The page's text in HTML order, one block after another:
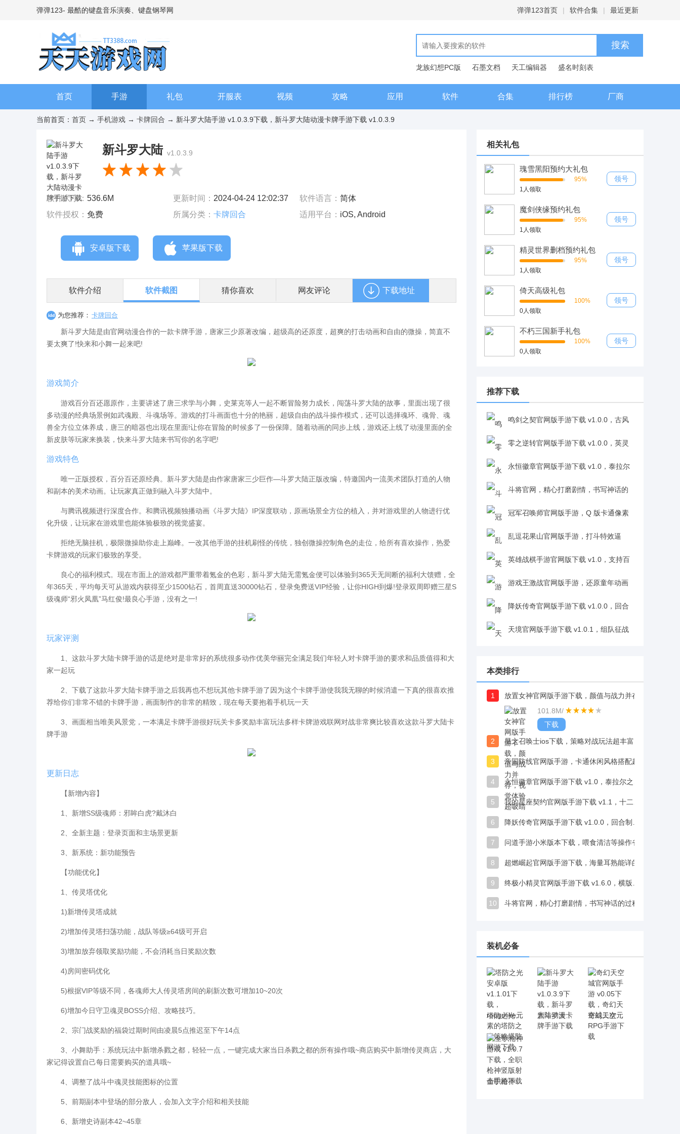
弹弹123- 最酷的键盘音乐演奏、键盘钢琴网 弹弹123首页 | 软件合集 | 最近更新
龙族幻想PC版 石墨文档 天工编辑器
盛名时刻表
现代汉语词典
首页 手游 礼包 开服表 视频 攻略 应用 软件 合集 排行榜 厂商
当前首页： 首页 → 手机游戏 → 卡牌回合 → 新斗罗大陆手游 v1.0.3.9下载，新斗罗大陆动漫卡牌手游下载 v1.0.3.9
新斗罗大陆 v1.0.3.9
软件大小： 536.6M 更新时间： 2024-04-24 12:02:37 软件语言： 简体
软件授权： 免费 所属分类： 卡牌回合 适用平台： iOS, Android
安卓版下载 苹果版下载
软件介绍 软件截图 猜你喜欢 网友评论 下载地址
为您推荐： 卡牌回合
新斗罗大陆是由官网动漫合作的一款卡牌手游，唐家三少原著改编，超级高的还原度，超爽的打击动画和自由的微操，简直不
要太爽了!快来和小舞一起来吧!
游戏简介
游戏百分百还愿原作，主要讲述了唐三求学与小舞，史莱克等人一起不断冒险努力成长，闯荡斗罗大陆的故事，里面出现了很
多动漫的经典场景例如武魂殿、斗魂场等。游戏的打斗画面也十分的艳丽，超级自由的战斗操作模式，还可以选择魂环、魂骨、魂
兽全方位立体养成，唐三的暗器也出现在里面!让你在冒险的时候多了一份保障。随着动画的同步上线，游戏还上线了动漫里面的全
新皮肤等玩家来换装，快来斗罗大陆来书写你的名字吧!
游戏特色
唯一正版授权，百分百还原经典。新斗罗大陆是由作家唐家三少巨作—斗罗大陆正版改编，特邀国内一流美术团队打造的人物
和副本的美术动画。让玩家真正做到融入斗罗大陆中。
与腾讯视频进行深度合作。和腾讯视频独播动画《斗罗大陆》IP深度联动，原画场景全方位的植入，并对游戏里的人物进行优
化升级，让玩家在游戏里也能体验极致的视觉盛宴。
拒绝无脑挂机，极限微操助你走上巅峰。一改其他手游的挂机刷怪的传统，独创微操控制角色的走位，给所有喜欢操作，热爱
卡牌游戏的玩家们极致的享受。
良心的福利模式。现在市面上的游戏都严重带着氪金的色彩，新斗罗大陆无需氪金便可以体验到365天无间断的福利大馈赠，全
年365天，平均每天可从游戏内获得至少1500钻石，首周直送30000钻石，登录免费送VIP经验，让你HIGH到爆!登录双周即赠三星S
级魂师“邪火凤凰”马红俊!最良心手游，没有之一!
玩家评测
1、这款斗罗大陆卡牌手游的话是绝对是非常好的系统很多动作优美华丽完全满足我们年轻人对卡牌手游的要求和品质值得和大
家一起玩
2、下载了这款斗罗大陆卡牌手游之后我再也不想玩其他卡牌手游了因为这个卡牌手游使我我无聊的时候消遣一下真的很喜欢推
荐给你们非常不错的卡牌手游，画面制作的非常的精致，现在每天要抱着手机玩一天
3、画面相当唯美风景党，一本满足卡牌手游很好玩关卡多奖励丰富玩法多样卡牌游戏联网对战非常爽比较喜欢这款斗罗大陆卡
牌手游
更新日志
【新增内容】
1、新增SS级魂师：邪眸白虎?戴沐白
2、全新主题：登录页面和主场景更新
3、新系统：新功能预告
【功能优化】
1、传灵塔优化
1)新增传灵塔成就
2)增加传灵塔扫荡功能，战队等级≥64级可开启
3)增加放弃领取奖励功能，不会消耗当日奖励次数
4)房间密码优化
5)根据VIP等级不同，各魂师大人传灵塔房间的刷新次数可增加10~20次
6)增加今日守卫魂灵BOSS介绍、攻略技巧。
2、宗门战奖励的福袋过期时间由凌晨5点推迟至下午14点
3、小舞助手：系统玩法中新增杀戮之都，轻轻一点，一键完成大家当日杀戮之都的所有操作哦~商店购买中新增传灵商店，大
家记得设置自己每日需要购买的道具哦~
4、调整了战斗中魂灵技能图标的位置
5、前期副本中登场的部分敌人，会加入文字介绍和相关技能
6、新增史诗副本42~45章
相关礼包
瑰雪黑阳预约大礼包
95%
1人领取
领号
魔剑侠缘预约礼包
95%
1人领取
领号
精灵世界删档预约礼包
95%
1人领取
领号
倚天高级礼包
100%
0人领取
领号
不朽三国新手礼包
100%
0人领取
领号
推荐下载
鸣剑之契官网版手游下载 v1.0.0，古风
恋爱抉择带来沉浸式情感体验v1.0.0
零之逆转官网版手游下载 v1.0.0，英灵
伙伴语音互动耳朵享受超治愈v1.0.0
永恒徽章官网版手游下载 v1.0，泰拉尔
之谜到远古低语冒险代入感拉满v1.0
斗将官网，精心打磨剧情，书写神话的
过程超带感v1.2.122.38442
冠军召唤师官网版手游，Q 版卡通像素
画风，精灵形象可爱超吸睛v3.0
乱逗花果山官网版手游，打斗特效逼
真，回合制卡牌对战体验佳v1.0.9
英雄战棋手游官网版下载 v1.0，支持百
人同屏竞技抢宝，玩法热闹刺激v1.0
游戏王激战官网版手游，还原童年动画
特色，动画人物再现满满回忆v4.0.0
降妖传奇官网版手游下载 v1.0.0，回合
制卡牌体验超带感v1.0.0
天境官网版手游下载 v1.0.1，组队征战
本类排行
1
101.8M/
下载
2 星之召唤士ios下载，策略对战玩法超丰富
3
4
5
6
7
8
9
10
装机必备
塔防之光安卓版 v1.1.01下载，rougelike元素的塔防之光策略塔防网游下载 新斗罗大陆手游 v1.0.3.9下载，新斗罗大陆动漫卡牌手游下载 奇幻天空城官网版手游 v0.05下载，奇幻天空城二次元RPG手游下载
全职枪神游戏 v1.0.7下载，全职枪神竖版射击手游下载